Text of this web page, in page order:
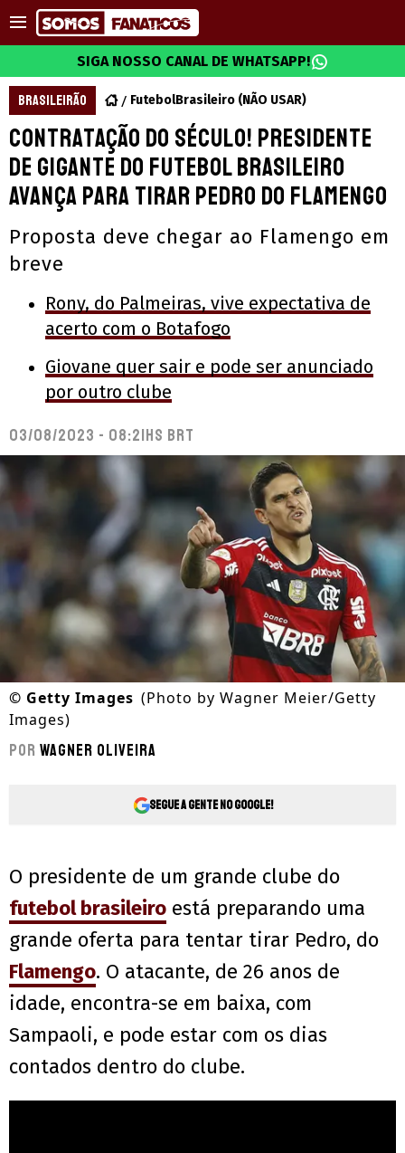
SIGA NOSSO CANAL DE WHATSAPP!
BRASILEIRÃO FutebolBrasileiro (NÃO USAR)
Contratação do século! Presidente
de gigante do futebol brasileiro
avança para tirar Pedro do Flamengo
Proposta deve chegar ao Flamengo em
breve
Rony, do Palmeiras, vive expectativa de
acerto com o Botafogo
Giovane quer sair e pode ser anunciado
por outro clube
03/08/2023 - 08:21hs BRT
© Getty Images (Photo by Wagner Meier/Getty
Images)
Por Wagner Oliveira
Segue a gente no Google!
O presidente de um grande clube do
futebol brasileiro está preparando uma
grande oferta para tentar tirar Pedro, do
Flamengo. O atacante, de 26 anos de
idade, encontra-se em baixa, com
Sampaoli, e pode estar com os dias
contados dentro do clube.